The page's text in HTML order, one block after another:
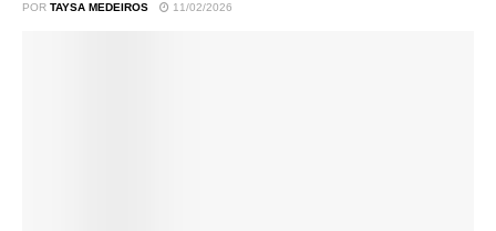
POR TAYSA MEDEIROS 11/02/2026